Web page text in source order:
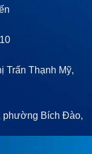
Trấn Thạnh Mỹ,
phường Bích Đào,